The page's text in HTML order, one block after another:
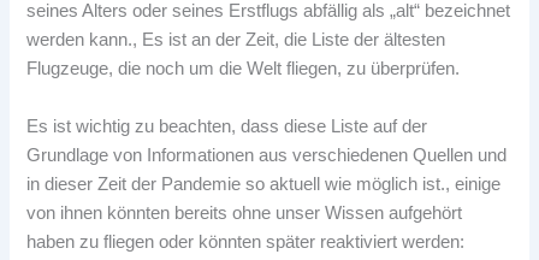
seines Alters oder seines Erstflugs abfällig als „alt“ bezeichnet
werden kann., Es ist an der Zeit, die Liste der ältesten
Flugzeuge, die noch um die Welt fliegen, zu überprüfen.
Es ist wichtig zu beachten, dass diese Liste auf der
Grundlage von Informationen aus verschiedenen Quellen und
in dieser Zeit der Pandemie so aktuell wie möglich ist., einige
von ihnen könnten bereits ohne unser Wissen aufgehört
haben zu fliegen oder könnten später reaktiviert werden: